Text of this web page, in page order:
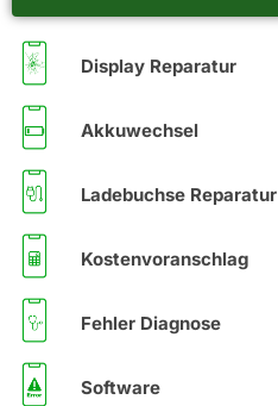
Display Reparatur
Akkuwechsel
Ladebuchse Reparatur
Kostenvoranschlag
Fehler Diagnose
Software